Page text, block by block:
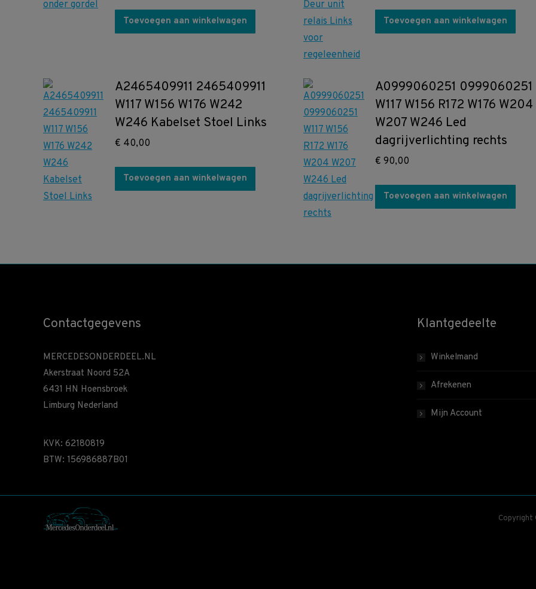
Toevoegen aan winkelwagen Toevoegen aan winkelwagen
A2465409911 2465409911
W117 W156 W176 W242
W246 Kabelset Stoel Links
€ 40,00
Toevoegen aan winkelwagen
A0999060251 0999060251
W117 W156 R172 W176 W204
W207 W246 Led
dagrijverlichting rechts
€ 90,00
Toevoegen aan winkelwagen
Contactgegevens
MERCEDESONDERDEEL.NL
Akerstraat Noord 52A
6431 HN Hoensbroek
Limburg Nederland
KVK: 62180819
BTW: 156986887B01
Klantgedeelte
Winkelmand
Afrekenen
Mijn Account
Copyright